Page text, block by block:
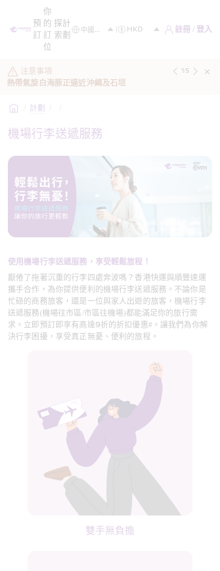
預
訂
你
的
訂
位
探
索
計
劃
註冊 / 登入
注意事項
熱帶氣旋白海豚正逼近沖繩及石垣
1/5
/ 計劃 / /
機場行李送遞服務
使用機場行李送遞服務，享受輕鬆旅程！
厭倦了拖著沉重的行李四處奔波嗎？香港快運與順豐速運
攜手合作，為你提供便利的機場行李送遞服務。不論你是
忙碌的商務旅客，還是一位與家人出遊的旅客，機場行李
送遞服務(機場往市區/市區往機場)都能滿足你的旅行需
求。立即預訂即享有高達9折的折扣優惠#。讓我們為你解
決行李困擾，享受真正無憂、便利的旅程。
雙手無負擔